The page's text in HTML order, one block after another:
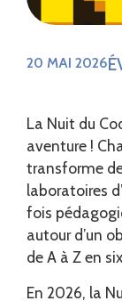
20 MAI 2026
La Nuit du
aventure !
transforme
laboratoires
fois
autour d’un
de A à Z en
En 2026, la